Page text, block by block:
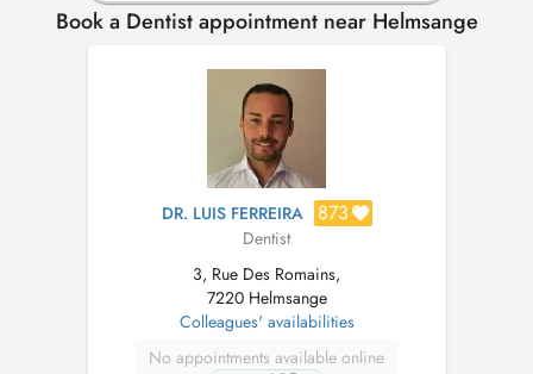
Book a Dentist appointment near Helmsange
DR. LUIS FERREIRA 873
Dentist
3, Rue Des Romains,
7220 Helmsange
Colleagues' availabilities
No appointments available online